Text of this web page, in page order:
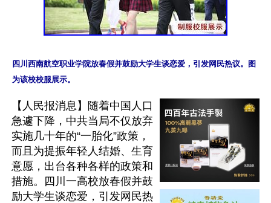
四川西南航空职业学院放春假并鼓励大学生谈恋爱，引发网民热议。图
【人民报消息】随着中国人口
急遽下降，中共当局不仅放弃
实施几十年的“一胎化”政策，
而且为提振年轻人结婚、生育
意愿，出台各种各样的政策和
措施。四川一高校放春假并鼓
励大学生谈恋爱，引发网民热